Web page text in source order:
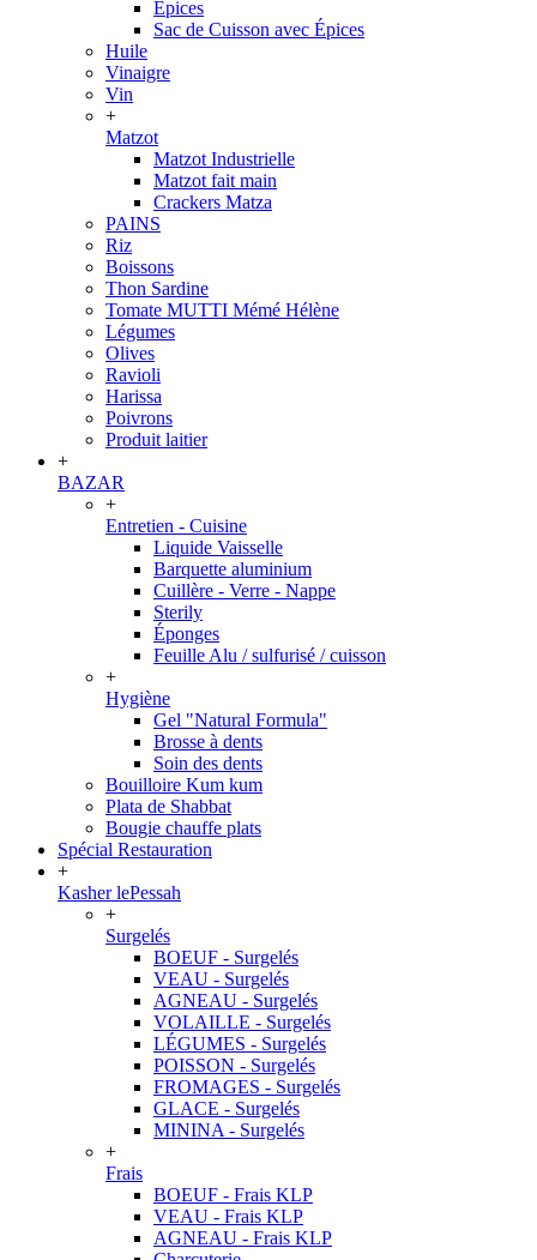
Épices
Sac de Cuisson avec Épices
Huile
Vinaigre
Vin
+
Matzot
Matzot Industrielle
Matzot fait main
Crackers Matza
PAINS
Riz
Boissons
Thon Sardine
Tomate MUTTI Mémé Hélène
Légumes
Olives
Ravioli
Harissa
Poivrons
Produit laitier
+
BAZAR
+
Entretien - Cuisine
Liquide Vaisselle
Barquette aluminium
Cuillère - Verre - Nappe
Sterily
Éponges
Feuille Alu / sulfurisé / cuisson
+
Hygiène
Gel "Natural Formula"
Brosse à dents
Soin des dents
Bouilloire Kum kum
Plata de Shabbat
Bougie chauffe plats
Spécial Restauration
+
Kasher lePessah
+
Surgelés
BOEUF - Surgelés
VEAU - Surgelés
AGNEAU - Surgelés
VOLAILLE - Surgelés
LÉGUMES - Surgelés
POISSON - Surgelés
FROMAGES - Surgelés
GLACE - Surgelés
MININA - Surgelés
+
Frais
BOEUF - Frais KLP
VEAU - Frais KLP
AGNEAU - Frais KLP